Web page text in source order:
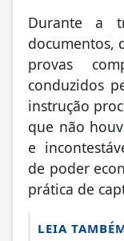
Durante a
documentos,
provas
conduzidos
instrução
que não
e
de poder
prática de
LEIA